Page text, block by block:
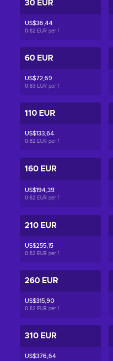
30 EUR
US$36,44
0.82 EUR per 1
60 EUR
US$72,69
0.83 EUR per 1
110 EUR
US$133,64
0.82 EUR per 1
160 EUR
US$194,39
0.82 EUR per 1
210 EUR
US$255,15
0.82 EUR per 1
260 EUR
US$315,90
0.82 EUR per 1
310 EUR
US$376,64